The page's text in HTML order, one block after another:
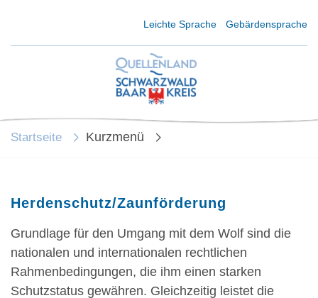
Leichte Sprache Gebärdensprache
Startseite Kurzmenü
Herdenschutz/Zaunförderung
Grundlage für den Umgang mit dem Wolf sind die
nationalen und internationalen rechtlichen
Rahmenbedingungen, die ihm einen starken
Schutzstatus gewähren. Gleichzeitig leistet die